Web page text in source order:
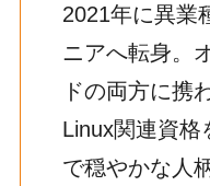
2021年に異業
ニアへ転身。
ドの両方に携
Linux関連資格
で穏やかな人